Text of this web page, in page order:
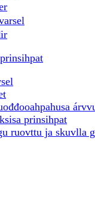
prinsihpat
ruovttu ja skuvlla